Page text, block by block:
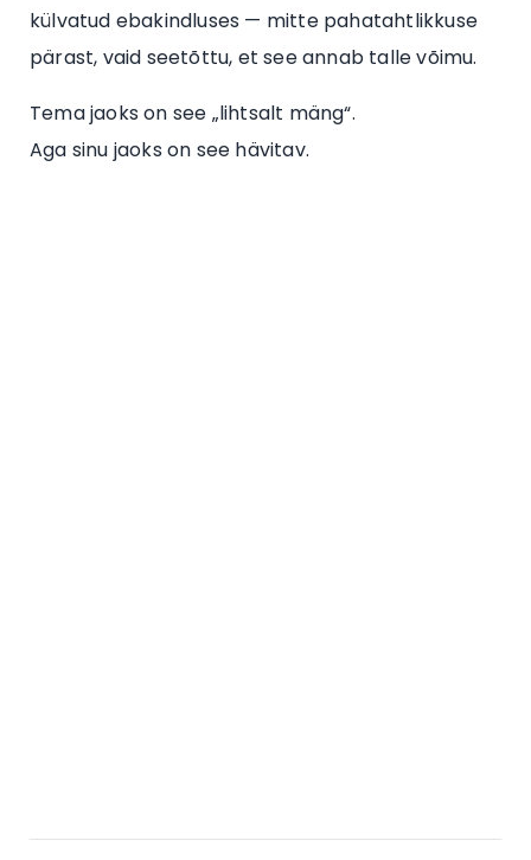
külvatud ebakindluses — mitte pahatahtlikkuse
pärast, vaid seetõttu, et see annab talle võimu.
Tema jaoks on see „lihtsalt mäng“.
Aga sinu jaoks on see hävitav.